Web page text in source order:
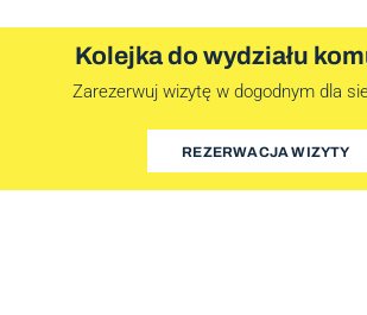
Kolejka do wydziału
Zarezerwuj wizytę w dogodnym dla
REZERWACJA WIZYTY